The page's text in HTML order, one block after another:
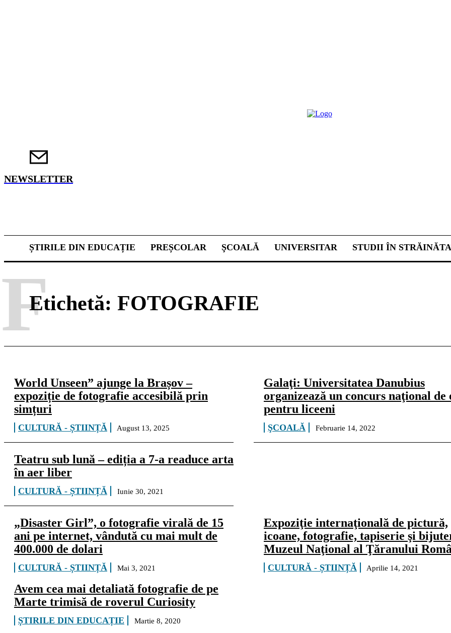
NEWSLETTER
ȘTIRILE DIN EDUCAȚIE PREȘCOLAR ŞCOALĂ UNIVERSITAR STUDII ÎN
Etichetă: FOTOGRAFIE
F
World Unseen” ajunge la Brașov –
expoziție de fotografie accesibilă prin
simțuri
CULTURĂ - ȘTIINȚĂ August 13, 2025
Galaţi: Universitatea Danubius
organizează un concurs naţional de
pentru liceeni
ŞCOALĂ Februarie 14, 2022
Teatru sub lună – ediția a 7-a readuce arta
în aer liber
CULTURĂ - ȘTIINȚĂ Iunie 30, 2021
„Disaster Girl”, o fotografie virală de 15
ani pe internet, vândută cu mai mult de
400.000 de dolari
CULTURĂ - ȘTIINȚĂ Mai 3, 2021
Expoziţie internaţională de pictură,
icoane, fotografie, tapiserie şi
Muzeul Naţional al Ţăranului
CULTURĂ - ȘTIINȚĂ Aprilie 14, 2021
Avem cea mai detaliată fotografie de pe
Marte trimisă de roverul Curiosity
ȘTIRILE DIN EDUCAȚIE Martie 8, 2020